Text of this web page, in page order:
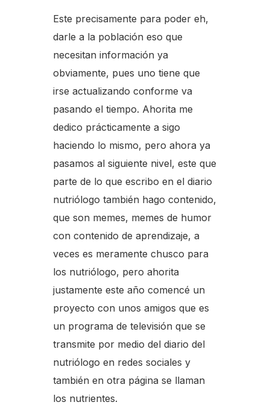
Este precisamente para poder eh,
darle a la población eso que
necesitan información ya
obviamente, pues uno tiene que
irse actualizando conforme va
pasando el tiempo. Ahorita me
dedico prácticamente a sigo
haciendo lo mismo, pero ahora ya
pasamos al siguiente nivel, este que
parte de lo que escribo en el diario
nutriólogo también hago contenido,
que son memes, memes de humor
con contenido de aprendizaje, a
veces es meramente chusco para
los nutriólogo, pero ahorita
justamente este año comencé un
proyecto con unos amigos que es
un programa de televisión que se
transmite por medio del diario del
nutriólogo en redes sociales y
también en otra página se llaman
los nutrientes.